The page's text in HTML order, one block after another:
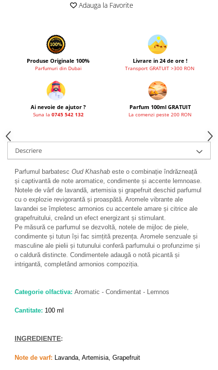
Fragrance World
Frederic Patric
French Avenue
Grandeur Elite
Jenny Glow
Khalis
Lattafa
Lattafa Pride
Louis Varel
Maison Alhambra
Montage Brands
Nusuk
Rave
Riiffs
Vurv
Zaien
Zirconia
Mai Multe >>
Adauga la Favorite
Produse Originale 100%
Parfumuri din Dubai
Livrare in 24 de ore !
Transport GRATUIT >300 RON
Ai nevoie de ajutor ?
Suna la 0745 542 132
Parfum 100ml GRATUIT
La comenzi peste 200 RON
Descriere
Parfumul barbatesc Oud Khashab este o combinație îndrăzneață
și captivantă de note aromatice, condimente și accente lemnoase.
Notele de vârf de lavandă, artemisia și grapefruit deschid parfumul
cu o explozie revigorantă și proaspătă. Aromele vibrante ale
lavandei se împletesc armonios cu accentele amare și citrice ale
grapefruitului, creând un efect energizant și stimulant.
Pe măsură ce parfumul se dezvoltă, notele de mijloc de piele,
condimente și tutun își fac simțită prezența. Aromele senzuale și
masculine ale pielii și tutunului conferă parfumului o profunzime și
o caldură distincte. Condimentele adaugă o notă picantă și
intrigantă, completând armonios compoziția.
Categorie olfactiva: Aromatic - Condimentat - Lemnos
Cantitate: 100 ml
INGREDIENTE:
Note de varf: Lavanda, Artemisia, Grapefruit